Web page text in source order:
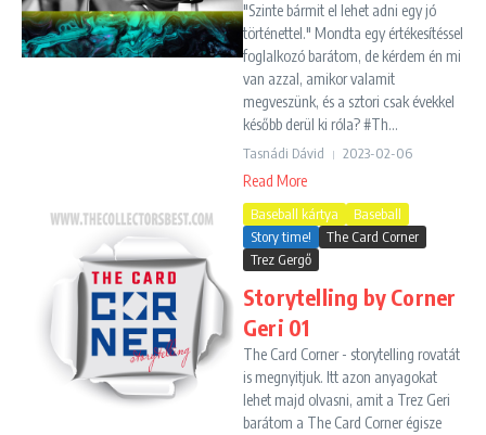
"Szinte bármit el lehet adni egy jó
történettel." Mondta egy értékesítéssel
foglalkozó barátom, de kérdem én mi
van azzal, amikor valamit
megveszünk, és a sztori csak évekkel
később derül ki róla? #Th...
Tasnádi Dávid 2023-02-06
Read More
Baseball kártya
Baseball
Story time!
The Card Corner
Trez Gergő
Storytelling by Corner
Geri 01
The Card Corner - storytelling rovatát
is megnyitjuk. Itt azon anyagokat
lehet majd olvasni, amit a Trez Geri
barátom a The Card Corner égisze